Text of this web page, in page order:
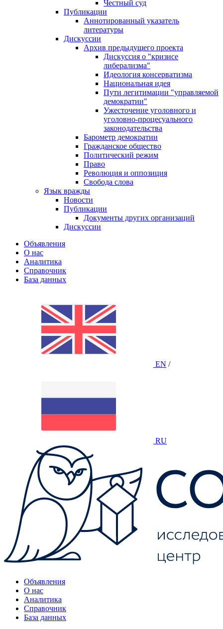
Честный суд
Публикации
Аннотированный указатель
литературы
Дискуссии
Архив предыдущего проекта
Дискуссия о "кризисе
либерализма"
Идеология консерватизма
Национальная идея
Пути легитимации "управляемой
демократии"
Ужесточение уголовного и
уголовно-процесуального
законодательства
Барометр демократии
Гражданское общество
Политический режим
Право
Революция и оппозиция
Свобода слова
Язык вражды
Новости
Публикации
Документы других организаций
Дискуссии
Объявления
О нас
Аналитика
Справочник
База данных
EN /
RU
Объявления
О нас
Аналитика
Справочник
База данных